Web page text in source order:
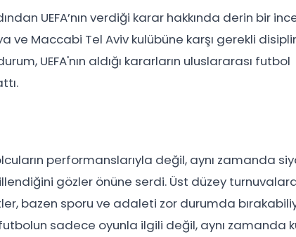
UEFA’nın verdiği karar hakkında derin bir
ve Maccabi Tel Aviv kulübüne karşı gerekli
UEFA'nın aldığı kararların uluslararası futbol
performanslarıyla değil, aynı zamanda
gözler önüne serdi. Üst düzey
bazen sporu ve adaleti zor durumda
sadece oyunla ilgili değil, aynı zamanda